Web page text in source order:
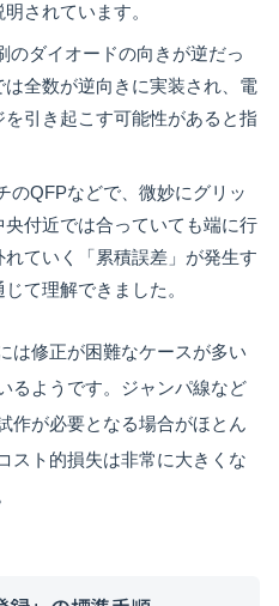
されています。
のダイオードの向きが逆だっ
全数が逆向きに実装され、電
引き起こす可能性があると指
のQFPなどで、微妙にグリッ
央付近では合っていても端に行
ていく「累積誤差」が発生す
て理解できました。
は修正が困難なケースが多い
るようです。ジャンパ線など
作が必要となる場合がほとん
スト的損失は非常に大きくな